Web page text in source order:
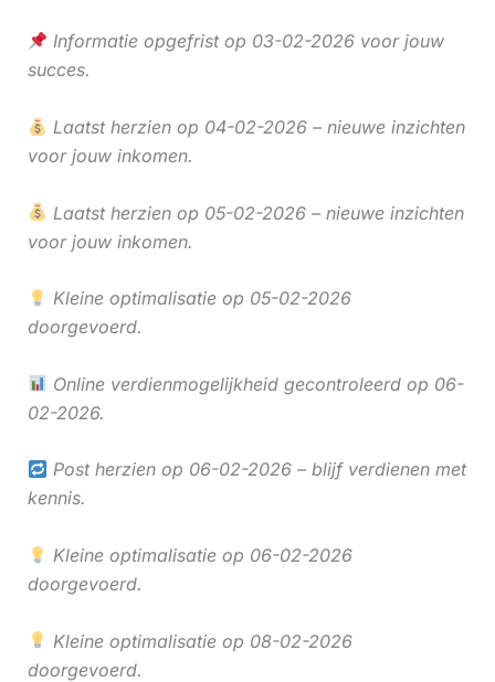
Informatie opgefrist op 03-02-2026 voor jouw
succes.
Laatst herzien op 04-02-2026 – nieuwe inzichten
voor jouw inkomen.
Laatst herzien op 05-02-2026 – nieuwe inzichten
voor jouw inkomen.
Kleine optimalisatie op 05-02-2026
doorgevoerd.
Online verdienmogelijkheid gecontroleerd op 06-
02-2026.
Post herzien op 06-02-2026 – blijf verdienen met
kennis.
Kleine optimalisatie op 06-02-2026
doorgevoerd.
Kleine optimalisatie op 08-02-2026
doorgevoerd.